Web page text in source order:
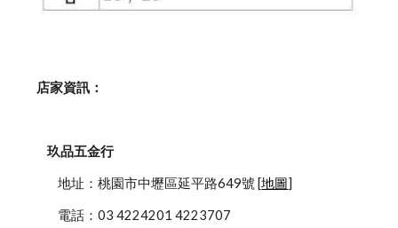
    店家資訊：
玖品五金行
            地址：桃園市中壢區延平路649號 [
地圖]
            電話：03 4224201 4223707